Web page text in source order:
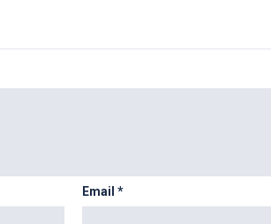
Email *